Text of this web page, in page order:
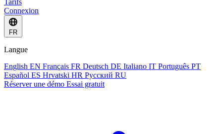
Tarifs
Connexion
FR
Langue
English EN Français FR Deutsch DE Italiano IT Português PT
Español ES Hrvatski HR Русский RU
Réserver une démo Essai gratuit